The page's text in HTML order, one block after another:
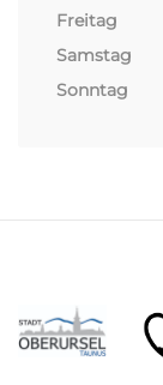
Freitag
Samstag
Sonntag